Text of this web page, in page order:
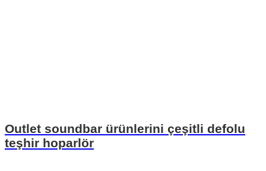
Outlet soundbar ürünlerini çeşitli defolu
teşhir hoparlör